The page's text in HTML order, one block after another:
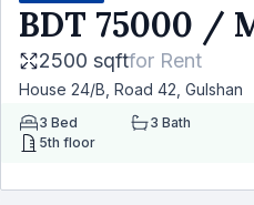
BDT 75000 /
2500 sqftfor Rent
House 24/B, Road 42, Gulshan
3 Bed 3 Bath
5th floor